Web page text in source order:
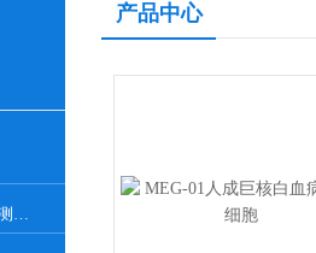
人登革病毒IgG抗体检测试剂盒
产品中心